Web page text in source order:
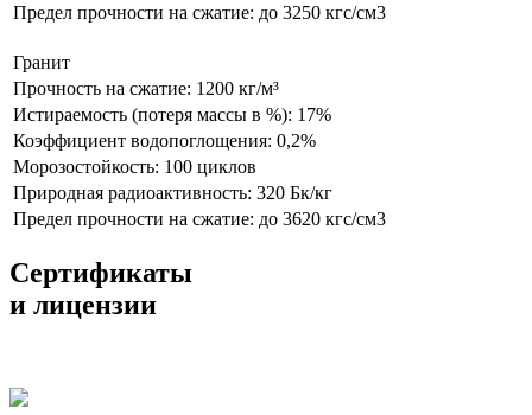
Предел прочности на сжатие: до 3250 кгс/см3
Гранит
Прочность на сжатие: 1200 кг/м³
Истираемость (потеря массы в %): 17%
Коэффициент водопоглощения: 0,2%
Морозостойкость: 100 циклов
Природная радиоактивность: 320 Бк/кг
Предел прочности на сжатие: до 3620 кгс/см3
Сертификаты
и лицензии